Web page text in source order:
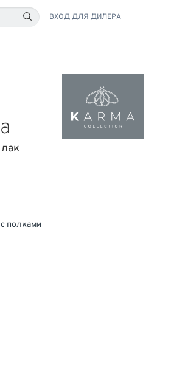
ВХОД ДЛЯ ДИЛЕРА
полками